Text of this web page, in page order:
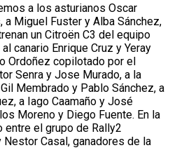
a los asturianos Oscar
Miguel Fuster y Alba Sánchez,
un Citroën C3 del equipo
canario Enrique Cruz y Yeray
Ordoñez copilotado por el
Senra y Jose Murado, a la
Membrado y Pablo Sánchez, a
a Iago Caamaño y José
Moreno y Diego Fuente. En la
entre el grupo de Rally2
Casal, ganadores de la